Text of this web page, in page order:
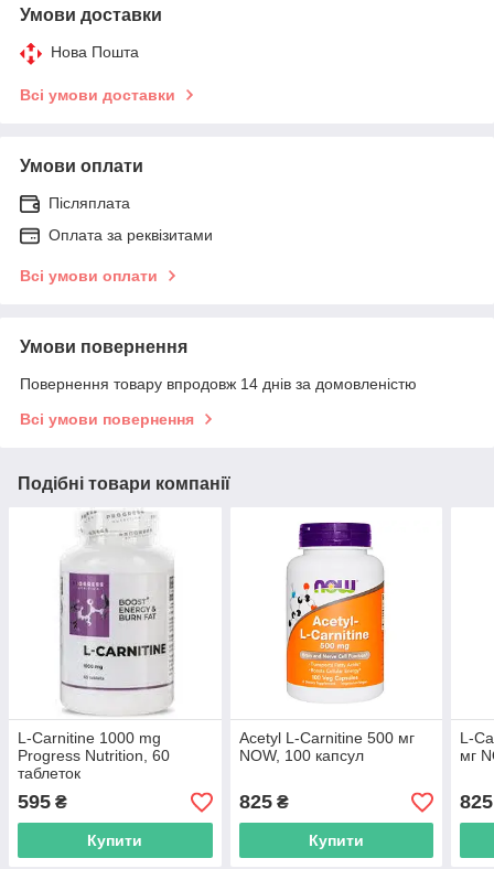
Умови доставки
Нова Пошта
Всі умови доставки
Умови оплати
Післяплата
Оплата за реквізитами
Всі умови оплати
Умови повернення
Повернення товару впродовж 14 днів за домовленістю
Всі умови повернення
Подібні товари компанії
L-Carnitine 1000 mg
Progress Nutrition, 60
таблеток
595 ₴
Купити
Acetyl L-Carnitine 500 мг
NOW, 100 капсул
825₴
Купити
L-
мг
825